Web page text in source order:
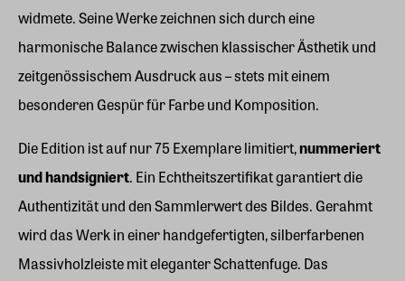
widmete. Seine Werke zeichnen sich durch eine
harmonische Balance zwischen klassischer Ästhetik und
zeitgenössischem Ausdruck aus – stets mit einem
besonderen Gespür für Farbe und Komposition.
Die Edition ist auf nur 75 Exemplare limitiert,nummeriert
und handsigniert. Ein Echtheitszertifikat garantiert die
Authentizität und den Sammlerwert des Bildes. Gerahmt
wird das Werk in einer handgefertigten, silberfarbenen
Massivholzleiste mit eleganter Schattenfuge. Das